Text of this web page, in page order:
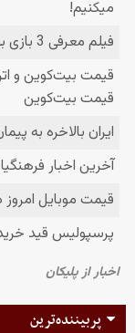
پربیننده‌ترین